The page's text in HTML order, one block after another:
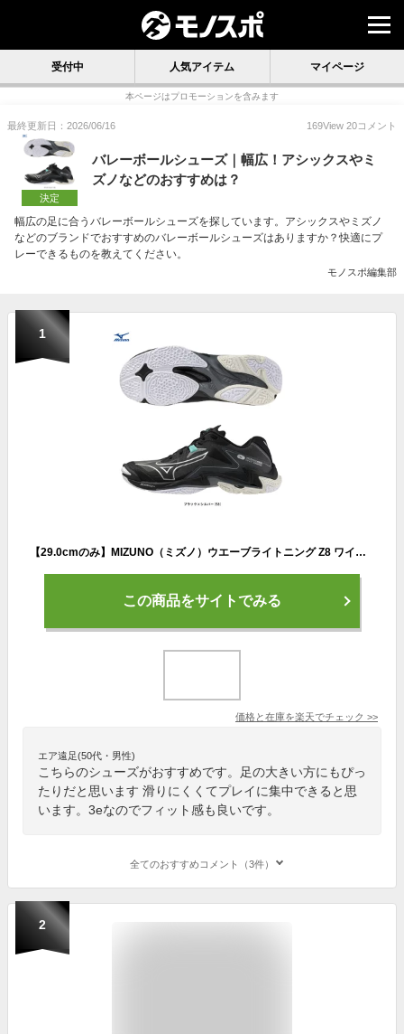
受付中 人気アイテム マイページ
本ページはプロモーションを含みます
最終更新日：2026/06/16 169View 20コメント
決定
バレーボールシューズ｜幅広！アシックスやミ
ズノなどのおすすめは？
幅広の足に合うバレーボールシューズを探しています。アシックスやミズノ
などのブランドでおすすめのバレーボールシューズはありますか？快適にプ
レーできるものを教えてください。
モノスポ編集部
1
【29.0cmのみ】MIZUNO（ミズノ）ウエーブライトニング Z8 ワイド WAVE LIGHTNING Z8 WIDE（V1GA2401）（スポーツ/バレーボール/バレーシューズ/屋内シューズ/ローカット/靴/3E相当/幅広/男女兼用/ユニセックス）
この商品をサイトでみる
価格と在庫を楽天でチェック >>
エア遠足(50代・男性)
こちらのシューズがおすすめです。足の大きい方にもぴっ
たりだと思います 滑りにくくてプレイに集中できると思
います。3eなのでフィット感も良いです。
全てのおすすめコメント（3件）
2